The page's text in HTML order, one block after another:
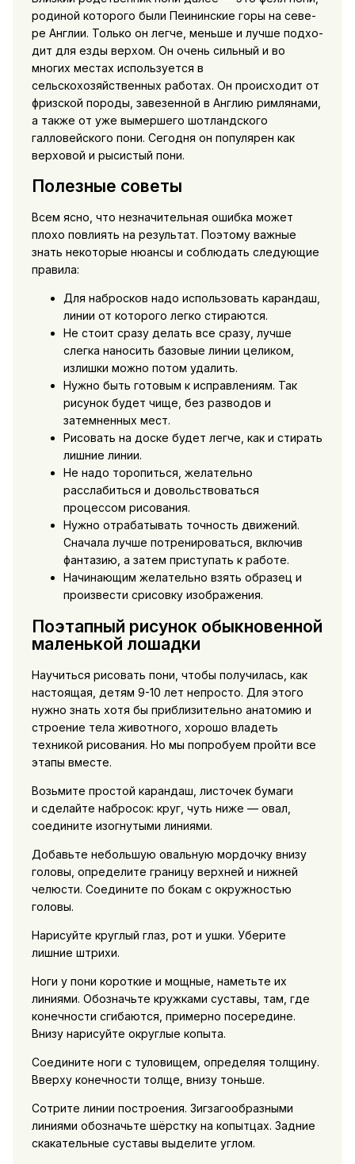
родиной которого были Пеининские горы на севе­
ре Англии. Только он легче, меньше и лучше подхо­
дит для езды верхом. Он очень сильный и во
многих местах используется в
сельскохозяйственных работах. Он происходит от
фризской породы, завезенной в Англию римлянами,
а также от уже вымершего шот­ландского
галловейского пони. Сегодня он популярен как
верховой и рысистый пони.
Полезные советы
Всем ясно, что незначительная ошибка может
плохо повлиять на результат. Поэтому важные
знать некоторые нюансы и соблюдать следующие
правила:
Для набросков надо использовать карандаш,
линии от которого легко стираются.
Не стоит сразу делать все сразу, лучше
слегка наносить базовые линии целиком,
излишки можно потом удалить.
Нужно быть готовым к исправлениям. Так
рисунок будет чище, без разводов и
затемненных мест.
Рисовать на доске будет легче, как и стирать
лишние линии.
Не надо торопиться, желательно
расслабиться и довольствоваться
процессом рисования.
Нужно отрабатывать точность движений.
Сначала лучше потренироваться, включив
фантазию, а затем приступать к работе.
Начинающим желательно взять образец и
произвести срисовку изображения.
Поэтапный рисунок обыкновенной
маленькой лошадки
Научиться рисовать пони, чтобы получилась, как
настоящая, детям 9-10 лет непросто. Для этого
нужно знать хотя бы приблизительно анатомию и
строение тела животного, хорошо владеть
техникой рисования. Но мы попробуем пройти все
этапы вместе.
Возьмите простой карандаш, листочек бумаги
и сделайте набросок: круг, чуть ниже — овал,
соедините изогнутыми линиями.
Добавьте небольшую овальную мордочку внизу
головы, определите границу верхней и нижней
челюсти. Соедините по бокам с окружностью
головы.
Нарисуйте круглый глаз, рот и ушки. Уберите
лишние штрихи.
Ноги у пони короткие и мощные, наметьте их
линиями. Обозначьте кружками суставы, там, где
конечности сгибаются, примерно посередине.
Внизу нарисуйте округлые копыта.
Соедините ноги с туловищем, определяя толщину.
Вверху конечности толще, внизу тоньше.
Сотрите линии построения. Зигзагообразными
линиями обозначьте шёрстку на копытцах. Задние
скакательные суставы выделите углом.